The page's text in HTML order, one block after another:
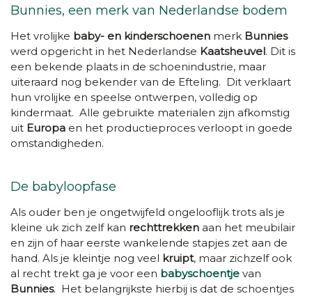
Bunnies, een merk van Nederlandse bodem
Het vrolijke baby- en kinderschoenen merk Bunnies
werd opgericht in het Nederlandse Kaatsheuvel. Dit is
een bekende plaats in de schoenindustrie, maar
uiteraard nog bekender van de Efteling. Dit verklaart
hun vrolijke en speelse ontwerpen, volledig op
kindermaat. Alle gebruikte materialen zijn afkomstig
uit Europa en het productieproces verloopt in goede
omstandigheden.
De babyloopfase
Als ouder ben je ongetwijfeld ongelooflijk trots als je
kleine uk zich zelf kan rechttrekken aan het meubilair
en zijn of haar eerste wankelende stapjes zet aan de
hand. Als je kleintje nog veel kruipt, maar zichzelf ook
al recht trekt ga je voor een babyschoentje van
Bunnies. Het belangrijkste hierbij is dat de schoentjes